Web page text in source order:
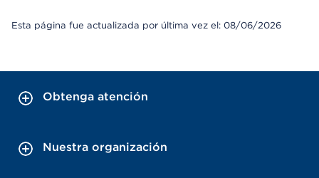
Esta página fue actualizada por última vez el: 08/06/2026
Obtenga atención
Nuestra organización